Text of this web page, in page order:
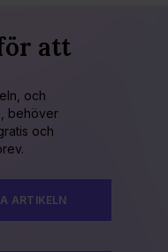
att
och
behöver
och
ARTIKELN